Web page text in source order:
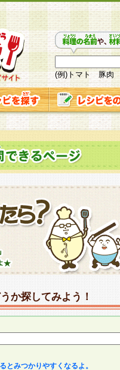
(例)トマト 豚肉
か探してみよう！
とみつかりやすくなるよ。